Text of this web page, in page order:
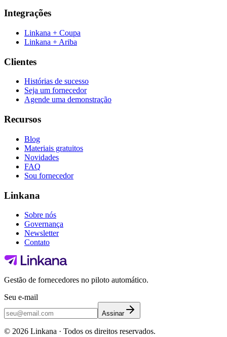
Integrações
Linkana + Coupa
Linkana + Ariba
Clientes
Histórias de sucesso
Seja um fornecedor
Agende uma demonstração
Recursos
Blog
Materiais gratuitos
Novidades
FAQ
Sou fornecedor
Linkana
Sobre nós
Governança
Newsletter
Contato
Gestão de fornecedores no piloto automático.
Seu e-mail
Assinar
© 2026 Linkana · Todos os direitos reservados.